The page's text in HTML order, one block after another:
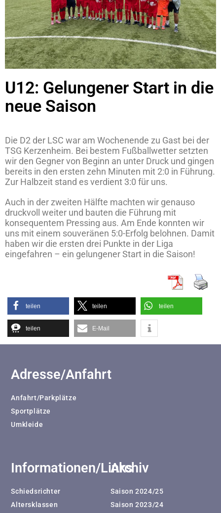
U12: Gelungener Start in die
neue Saison
Die D2 der LSC war am Wochenende zu Gast bei der
TSG Kerzenheim. Bei bestem Fußballwetter setzten
wir den Gegner von Beginn an unter Druck und gingen
bereits in den ersten zehn Minuten mit 2:0 in Führung.
Zur Halbzeit stand es verdient 3:0 für uns.
Auch in der zweiten Hälfte machten wir genauso
druckvoll weiter und bauten die Führung mit
konsequentem Pressing aus. Am Ende konnten wir
uns mit einem souveränen 5:0-Erfolg belohnen. Damit
haben wir die ersten drei Punkte in der Liga
eingefahren – ein gelungener Start in die Saison!
teilen teilen teilen
teilen E-Mail
Adresse/Anfahrt
Anfahrt/Parkplätze
Sportplätze
Umkleide
Informationen/Links
Schiedsrichter
Altersklassen
Archiv
Saison 2024/25
Saison 2023/24